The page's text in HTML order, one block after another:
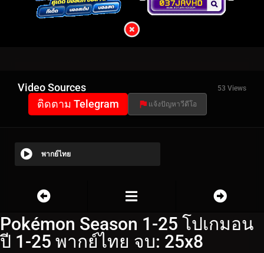
Video Sources 53 Views
ติดตาม Telegram แจ้งปัญหาวีดีโอ
พากย์ไทย
Pokémon Season 1-25 โปเกมอน
ปี 1-25 พากย์ไทย จบ: 25x8